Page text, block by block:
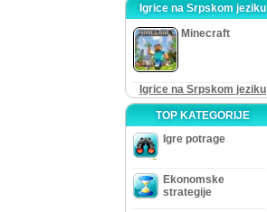
Igrice na Srpskom jeziku
Minecraft
Igrice na Srpskom jeziku
TOP KATEGORIJE
Igre potrage
Ekonomske
strategije